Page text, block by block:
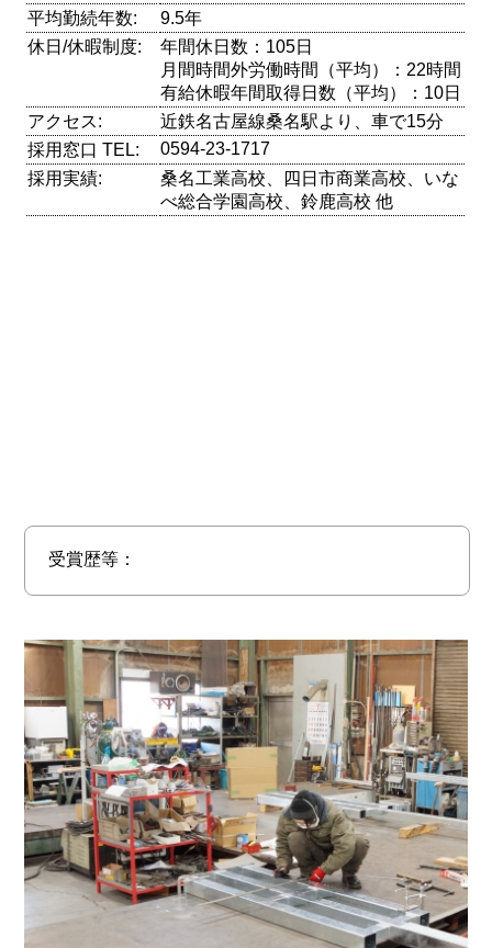
平均勤続年数:
9.5年
休日/休暇制度:
年間休日数：105日
月間時間外労働時間（平均）：22時間
有給休暇年間取得日数（平均）：10日
アクセス:
近鉄名古屋線桑名駅より、車で15分
採用窓口 TEL:
0594-23-1717
採用実績:
桑名工業高校、四日市商業高校、いな
べ総合学園高校、鈴鹿高校 他
受賞歴等：